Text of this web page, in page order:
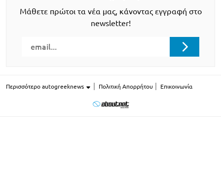
Μάθετε πρώτοι τα νέα μας, κάνοντας εγγραφή στο
newsletter!
Περισσότερο autogreeknews Πολιτική Απορρήτου Επικοινωνία